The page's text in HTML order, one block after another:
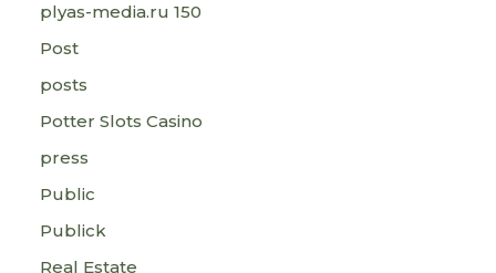
plyas-media.ru 150
Post
posts
Potter Slots Casino
press
Public
Publick
Real Estate